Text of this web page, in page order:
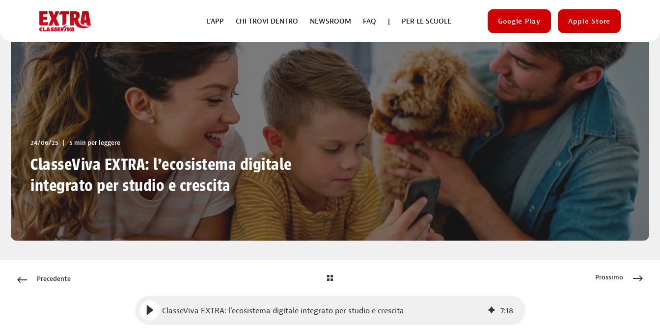
L’APP CHI TROVI DENTRO NEWSROOM FAQ | PER LE SCUOLE Google Play Apple Store
24/06/25 5 min per leggere
ClasseViva EXTRA: l'ecosistema digitale
integrato per studio e crescita
Precedente Prossimo
ClasseViva EXTRA: l'ecosistema digitale integrato per studio e crescita 7:18